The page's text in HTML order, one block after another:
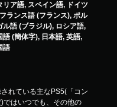
リア語, スペイン語, ドイツ
ランス語 (フランス), ポル
ル語 (ブラジル), ロシア語,
語 (簡体字), 日本語, 英語,
語
れている主なPS5(「コン
ではいつでも、その他の